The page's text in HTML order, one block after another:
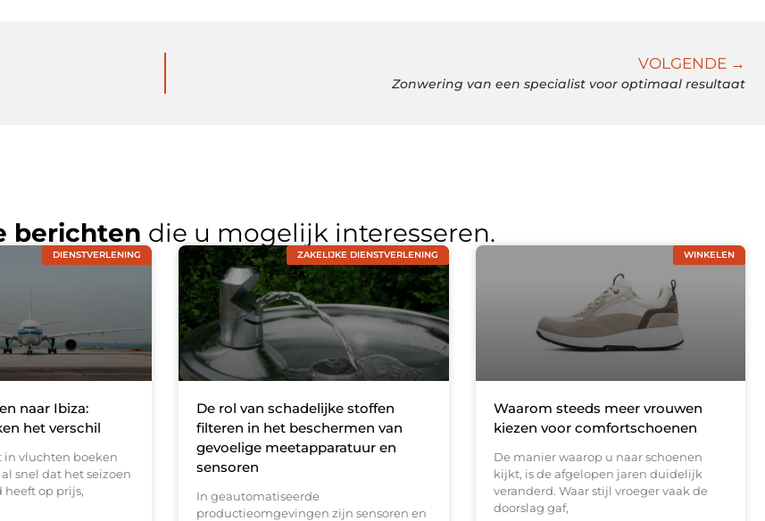
VOLGENDE →
Zonwering van een specialist voor optimaal resultaat
berichten die u mogelijk interesseren.
DIENSTVERLENING
naar Ibiza:
het verschil
in vluchten boeken
snel dat het seizoen
heeft op prijs,
ZAKELIJKE DIENSTVERLENING
De rol van schadelijke stoffen
filteren in het beschermen van
gevoelige meetapparatuur en
sensoren
In geautomatiseerde
productieomgevingen zijn sensoren en
WINKELEN
Waarom steeds meer vrouwen
kiezen voor comfortschoenen
De manier waarop u naar schoenen
kijkt, is de afgelopen jaren duidelijk
veranderd. Waar stijl vroeger vaak de
doorslag gaf,